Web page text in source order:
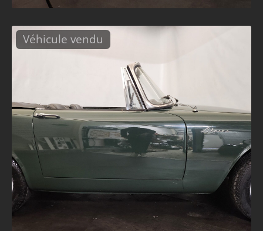
Véhicule vendu